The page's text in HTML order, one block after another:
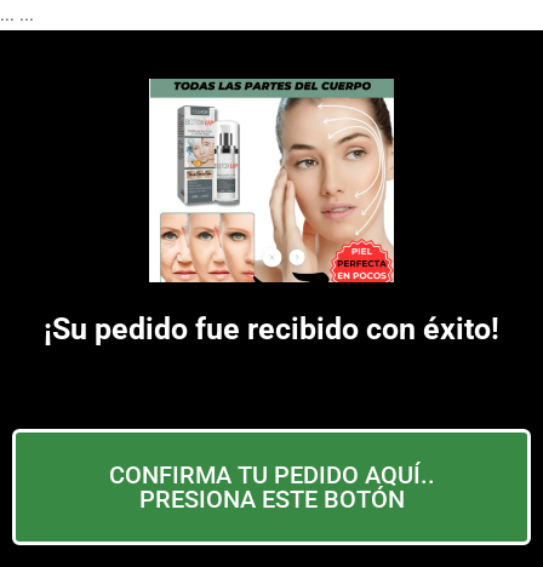
... ...
¡Su pedido fue recibido con éxito!
CONFIRMA TU PEDIDO AQUÍ..
PRESIONA ESTE BOTÓN